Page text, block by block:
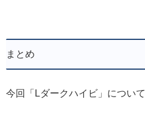
まとめ
今回「Lダークハイビ」について